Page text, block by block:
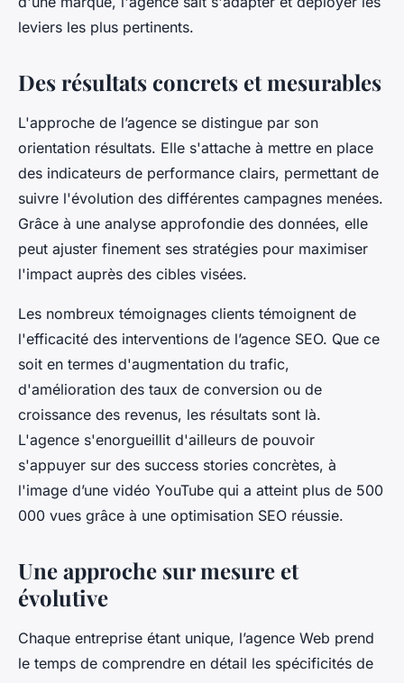
leviers les plus pertinents.
Des résultats concrets et mesurables
L'approche de l’agence se distingue par son
orientation résultats. Elle s'attache à mettre en place
des indicateurs de performance clairs, permettant de
suivre l'évolution des différentes campagnes menées.
Grâce à une analyse approfondie des données, elle
peut ajuster finement ses stratégies pour maximiser
l'impact auprès des cibles visées.
Les nombreux témoignages clients témoignent de
l'efficacité des interventions de l’agence SEO. Que ce
soit en termes d'augmentation du trafic,
d'amélioration des taux de conversion ou de
croissance des revenus, les résultats sont là.
L'agence s'enorgueillit d'ailleurs de pouvoir
s'appuyer sur des success stories concrètes, à
l'image d’une vidéo YouTube qui a atteint plus de 500
000 vues grâce à une optimisation SEO réussie.
Une approche sur mesure et
évolutive
Chaque entreprise étant unique, l’agence Web prend
le temps de comprendre en détail les spécificités de